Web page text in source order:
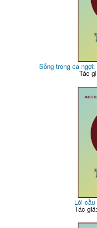
Sống trong ca
Tác
Lời
Tác giả: